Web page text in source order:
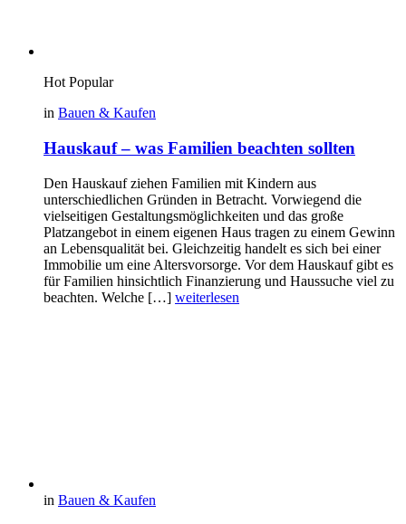
Hot Popular
in Bauen & Kaufen
Hauskauf – was Familien beachten sollten
Den Hauskauf ziehen Familien mit Kindern aus
unterschiedlichen Gründen in Betracht. Vorwiegend die
vielseitigen Gestaltungsmöglichkeiten und das große
Platzangebot in einem eigenen Haus tragen zu einem Gewinn
an Lebensqualität bei. Gleichzeitig handelt es sich bei einer
Immobilie um eine Altersvorsorge. Vor dem Hauskauf gibt es
für Familien hinsichtlich Finanzierung und Haussuche viel zu
beachten. Welche […] weiterlesen
in Bauen & Kaufen